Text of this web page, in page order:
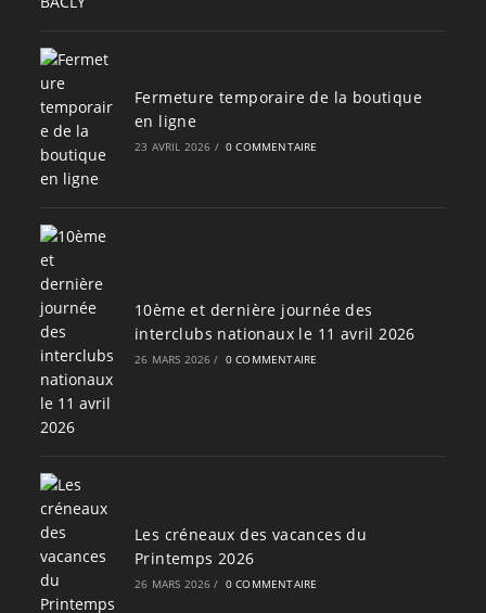
Fermeture temporaire de la boutique
en ligne
23 AVRIL 2026 / 0 COMMENTAIRE
10ème et dernière journée des
interclubs nationaux le 11 avril 2026
26 MARS 2026 / 0 COMMENTAIRE
Les créneaux des vacances du
Printemps 2026
26 MARS 2026 / 0 COMMENTAIRE